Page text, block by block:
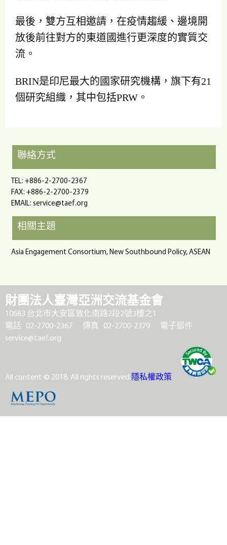
最後，雙方互相邀請，在疫情趨緩、邊境開
放後前往對方的東道國進行更深度的實質交
流。
BRIN是印尼最大的國家研究機構，旗下有21
個研究組織，其中包括PRW。
聯絡方式
TEL: +886-2-2700-2367
FAX: +886-2-2700-2379
EMAIL: service@taef.org
相關主題
Asia Engagement Consortium, New Southbound Policy, ASEAN
財團法人臺灣亞洲交流基金會
10683 台北市大安區敦化南路2段2號3樓之1
電話 02-2700-2367
傳真 02-2700-2379
電子郵件
service@taef.org
All content © 2018. All rights reserved.隱私權政策